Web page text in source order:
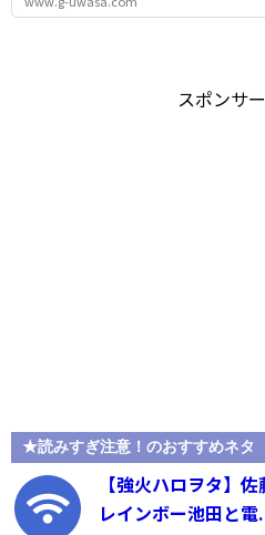
スポンサ
★読みすぎ注意！のおすすめネタ
【強火ハロヲタ】
レインボー池田と電